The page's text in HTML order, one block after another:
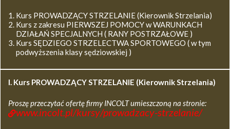
Kurs PROWADZĄCY STRZELANIE (Kierownik Strzelania)
Kurs z zakresu PIERWSZEJ POMOCY w WARUNKACH
DZIAŁAŃ SPECJALNYCH ( RANY POSTRZAŁOWE )
Kurs SĘDZIEGO STRZELECTWA SPORTOWEGO ( w tym
podwyższenia klasy sędziowskiej )
I. Kurs PROWADZĄCY STRZELANIE (Kierownik Strzelania)
Proszę przeczytać ofertę firmy INCOLT umieszczoną na stronie:
www.incolt.pl/kursy/prowadzacy-strzelanie/